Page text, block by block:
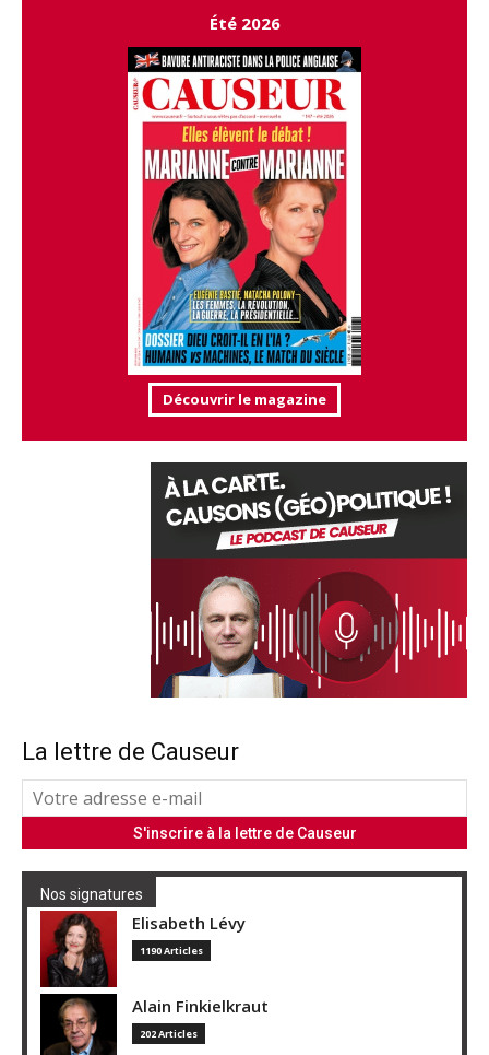
Été 2026
Découvrir le magazine
La lettre de Causeur
Nos signatures
Elisabeth Lévy
1190 Articles
Alain Finkielkraut
202 Articles